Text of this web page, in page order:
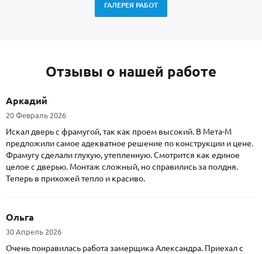
ГАЛЕРЕЯ РАБОТ
Отзывы о нашей работе
Аркадий
20 Февраль 2026
Искал дверь с фрамугой, так как проем высокий. В Мета-М
предложили самое адекватное решение по конструкции и цене.
Фрамугу сделали глухую, утепленную. Смотрится как единое
целое с дверью. Монтаж сложный, но справились за полдня.
Теперь в прихожей тепло и красиво.
Ольга
30 Апрель 2026
Очень понравилась работа замерщика Александра. Приехал с